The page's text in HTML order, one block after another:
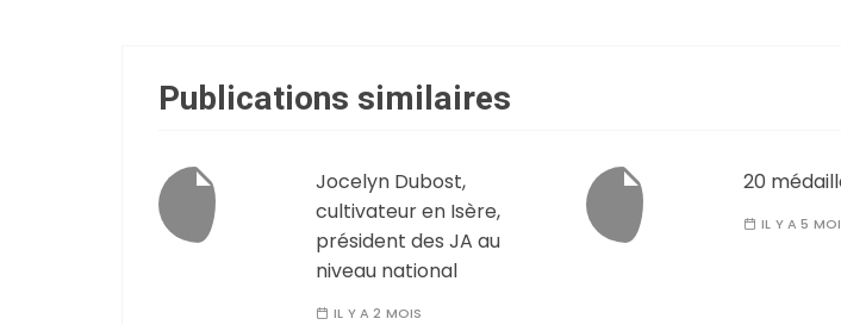
Publications similaires
Jocelyn Dubost,
cultivateur en Isère,
président des JA au
niveau national
IL Y A 2 MOIS
20
IL Y A 5